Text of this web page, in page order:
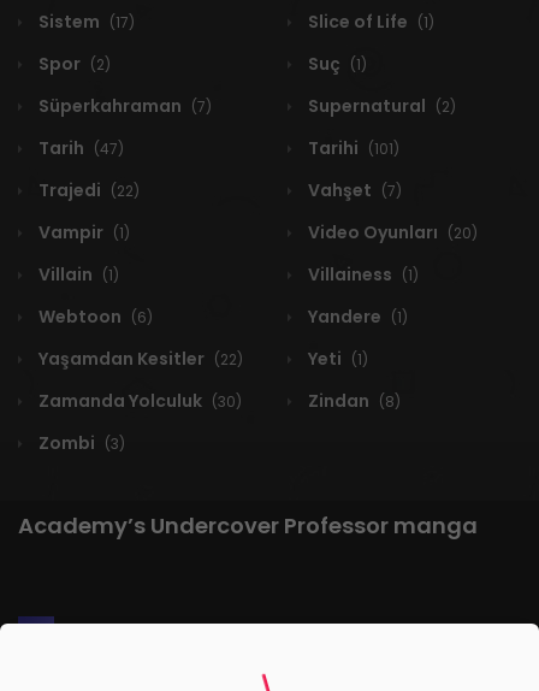
Sistem (17) Slice of Life (1)
Spor (2) Suç (1)
Süperkahraman (7) Supernatural (2)
Tarih (47) Tarihi (101)
Trajedi (22) Vahşet (7)
Vampir (1) Video Oyunları (20)
Villain (1) Villainess (1)
Webtoon (6) Yandere (1)
Yaşamdan Kesitler (22) Yeti (1)
Zamanda Yolculuk (30) Zindan (8)
Zombi (3)
Academy’s Undercover Professor manga
1 RESULT
Popüler